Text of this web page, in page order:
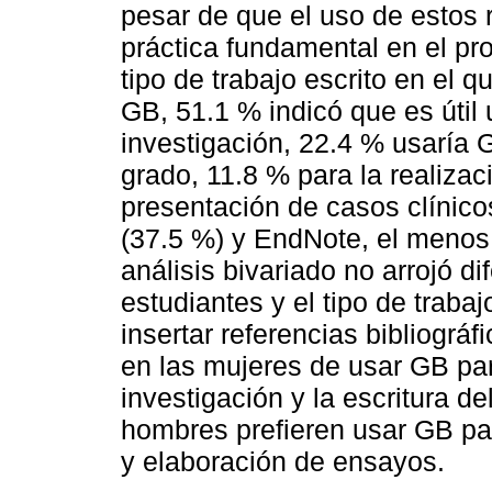
pesar de que el uso de
práctica fundamental en el
tipo de trabajo escrito en el
GB, 51.1 % indicó que es útil
investigación, 22.4 % usaría
grado, 11.8 % para la
presentación de casos
(37.5 %) y EndNote, el
análisis bivariado no arrojó
estudiantes y el tipo de
insertar referencias
en las mujeres de usar GB
investigación y la escritura
hombres prefieren usar GB
y elaboración de ensayos.